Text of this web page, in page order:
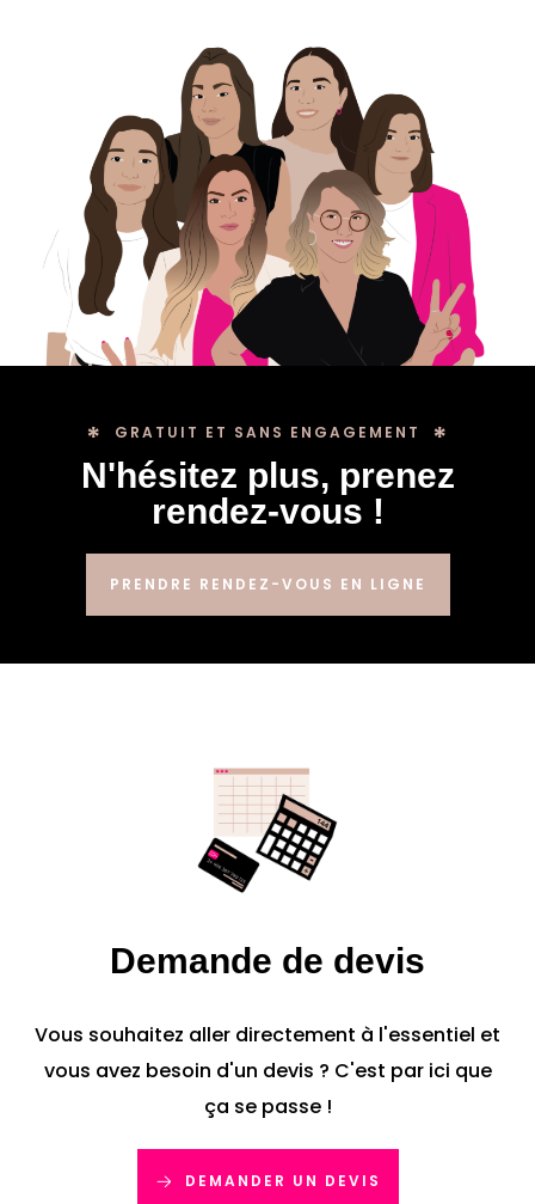
GRATUIT ET SANS ENGAGEMENT
N'hésitez plus, prenez
rendez-vous !
PRENDRE RENDEZ-VOUS EN LIGNE
Demande de devis
Vous souhaitez aller directement à l'essentiel et
vous avez besoin d'un devis ? C'est par ici que
ça se passe !
DEMANDER UN DEVIS